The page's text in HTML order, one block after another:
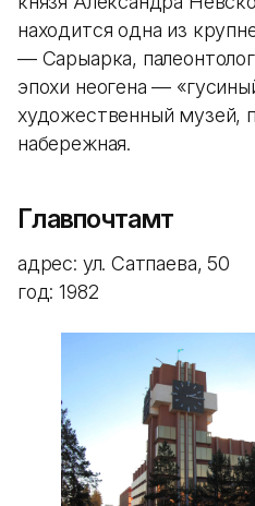
находится одна из
— Сарыарка,
эпохи неогена —
художественный музей,
набережная.
Главпочтамт
адрес: ул. Сатпаева, 50
год: 1982